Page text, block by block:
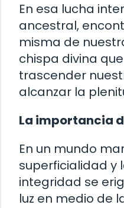
En esa lucha
ancestral,
misma de
chispa divina
trascender
alcanzar la
La importancia
En un mundo
superficialidad y
integridad se
luz en medio de